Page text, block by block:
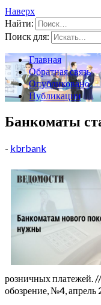
Наверх
Найти:
Поиск для:
Главная
Обратная связь
Опубликовано
Публикации
Банкоматы
- kbrbank
розничных платежей.
обозрение, №4, апрель